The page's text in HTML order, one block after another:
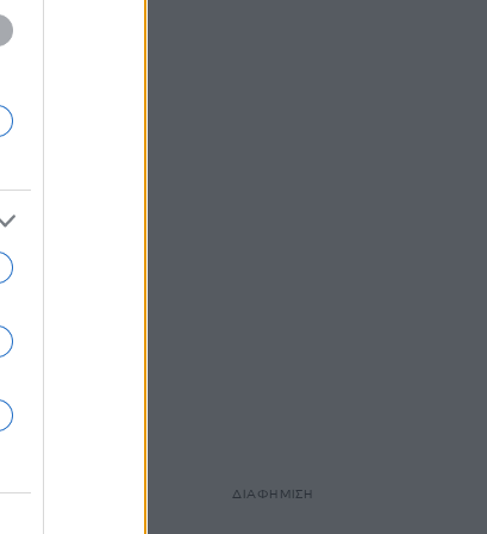
ΔΙΑΦΗΜΙΣΗ